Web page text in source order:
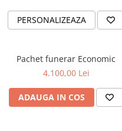
PERSONALIZEAZA
Pachet funerar Economic
4.100,00 Lei
ADAUGA IN COS